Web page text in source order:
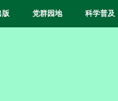
版 党群园地 科学普及